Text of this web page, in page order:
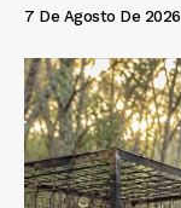
7 De Agosto De 2026